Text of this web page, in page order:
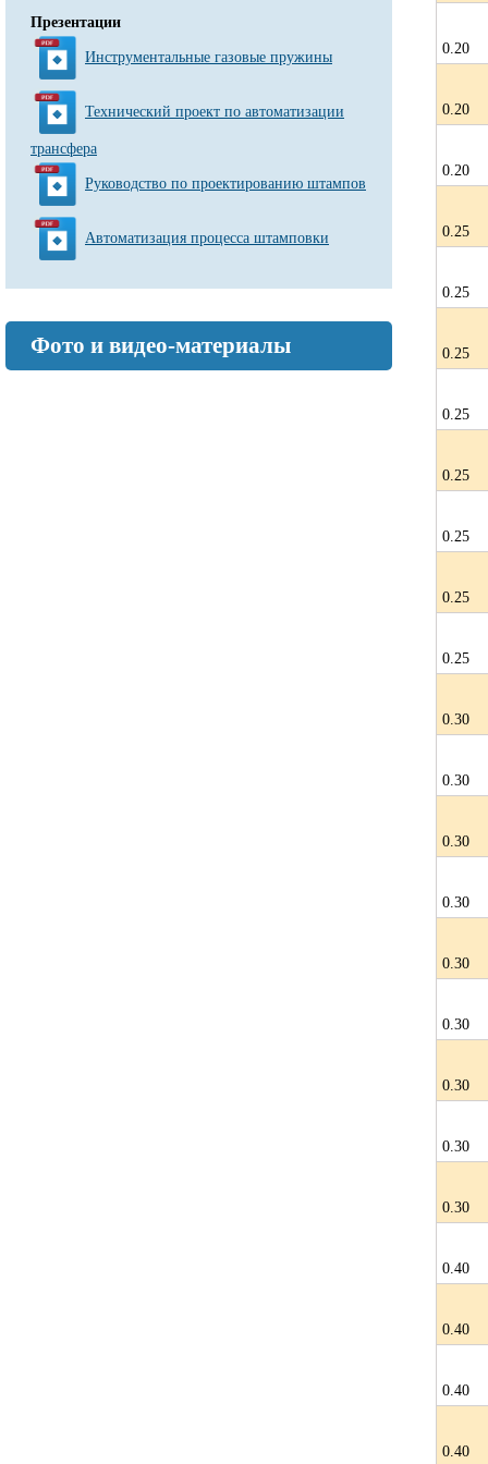
Презентации
Инструментальные газовые пружины
Технический проект по автоматизации
трансфера
Руководство по проектированию штампов
Автоматизация процесса штамповки
Фото и видео-материалы
0.20
0.20
0.20
0.25
0.25
0.25
0.25
0.25
0.25
0.25
0.25
0.30
0.30
0.30
0.30
0.30
0.30
0.30
0.30
0.30
0.40
0.40
0.40
0.40